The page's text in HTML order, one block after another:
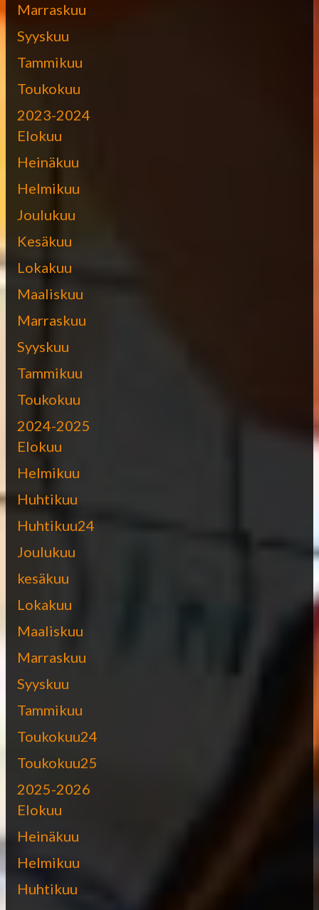
Marraskuu
Syyskuu
Tammikuu
Toukokuu
2023-2024
Elokuu
Heinäkuu
Helmikuu
Joulukuu
Kesäkuu
Lokakuu
Maaliskuu
Marraskuu
Syyskuu
Tammikuu
Toukokuu
2024-2025
Elokuu
Helmikuu
Huhtikuu
Huhtikuu24
Joulukuu
kesäkuu
Lokakuu
Maaliskuu
Marraskuu
Syyskuu
Tammikuu
Toukokuu24
Toukokuu25
2025-2026
Elokuu
Heinäkuu
Helmikuu
Huhtikuu